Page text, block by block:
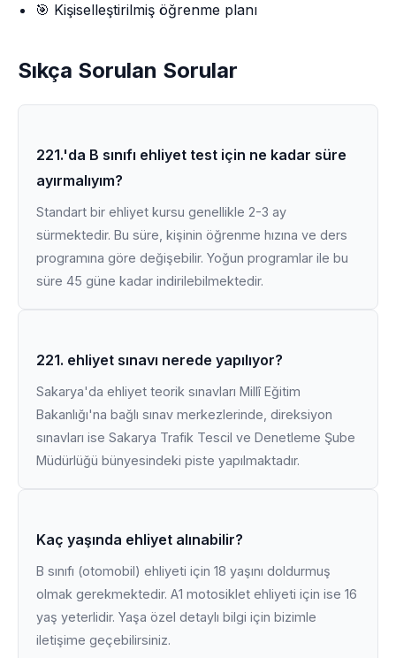
🎯 Kişiselleştirilmiş öğrenme planı
Sıkça Sorulan Sorular
221.'da B sınıfı ehliyet test için ne kadar süre
ayırmalıyım?
Standart bir ehliyet kursu genellikle 2-3 ay
sürmektedir. Bu süre, kişinin öğrenme hızına ve ders
programına göre değişebilir. Yoğun programlar ile bu
süre 45 güne kadar indirilebilmektedir.
221. ehliyet sınavı nerede yapılıyor?
Sakarya'da ehliyet teorik sınavları Millî Eğitim
Bakanlığı'na bağlı sınav merkezlerinde, direksiyon
sınavları ise Sakarya Trafik Tescil ve Denetleme Şube
Müdürlüğü bünyesindeki piste yapılmaktadır.
Kaç yaşında ehliyet alınabilir?
B sınıfı (otomobil) ehliyeti için 18 yaşını doldurmuş
olmak gerekmektedir. A1 motosiklet ehliyeti için ise 16
yaş yeterlidir. Yaşa özel detaylı bilgi için bizimle
iletişime geçebilirsiniz.